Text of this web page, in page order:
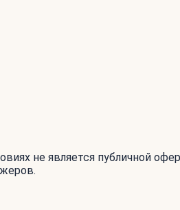
не является публичной